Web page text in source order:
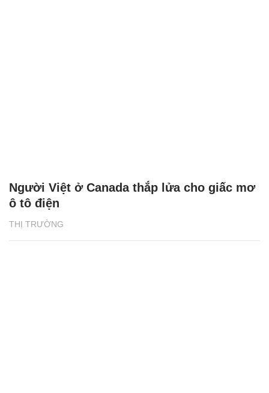
THỊ TRƯỜNG
Người Việt ở Canada thắp lửa cho giấc mơ
ô tô điện